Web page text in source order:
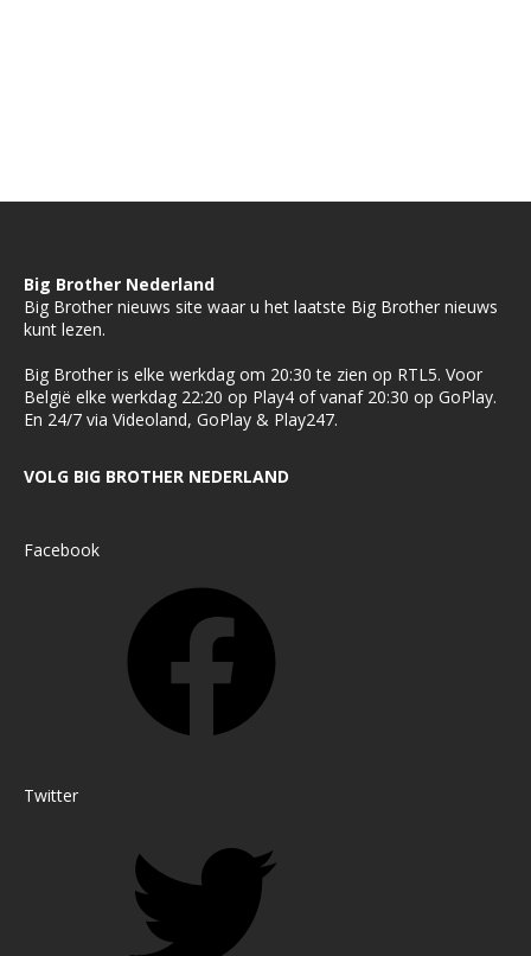
Big Brother Nederland
Big Brother nieuws site waar u het laatste Big Brother nieuws
kunt lezen.
Big Brother is elke werkdag om 20:30 te zien op RTL5. Voor
België elke werkdag 22:20 op Play4 of vanaf 20:30 op GoPlay.
En 24/7 via Videoland, GoPlay & Play247.
VOLG BIG BROTHER NEDERLAND
Facebook
Twitter